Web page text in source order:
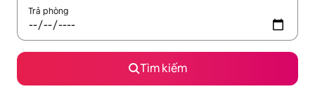
Trả phòng
Tìm kiếm